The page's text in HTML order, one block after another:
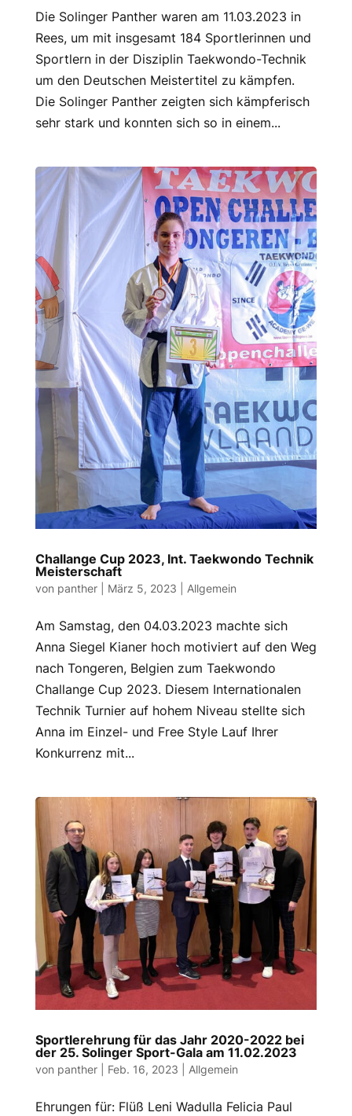
Die Solinger Panther waren am 11.03.2023 in
Rees, um mit insgesamt 184 Sportlerinnen und
Sportlern in der Disziplin Taekwondo-Technik
um den Deutschen Meistertitel zu kämpfen.
Die Solinger Panther zeigten sich kämpferisch
sehr stark und konnten sich so in einem...
Challange Cup 2023, Int. Taekwondo Technik
Meisterschaft
von panther| März 5, 2023 Allgemein
Am Samstag, den 04.03.2023 machte sich
Anna Siegel Kianer hoch motiviert auf den Weg
nach Tongeren, Belgien zum Taekwondo
Challange Cup 2023. Diesem Internationalen
Technik Turnier auf hohem Niveau stellte sich
Anna im Einzel- und Free Style Lauf Ihrer
Konkurrenz mit...
Sportlerehrung für das Jahr 2020-2022 bei
der 25. Solinger Sport-Gala am 11.02.2023
von panther| Feb. 16, 2023 Allgemein
Ehrungen für: Flüß Leni Wadulla Felicia Paul